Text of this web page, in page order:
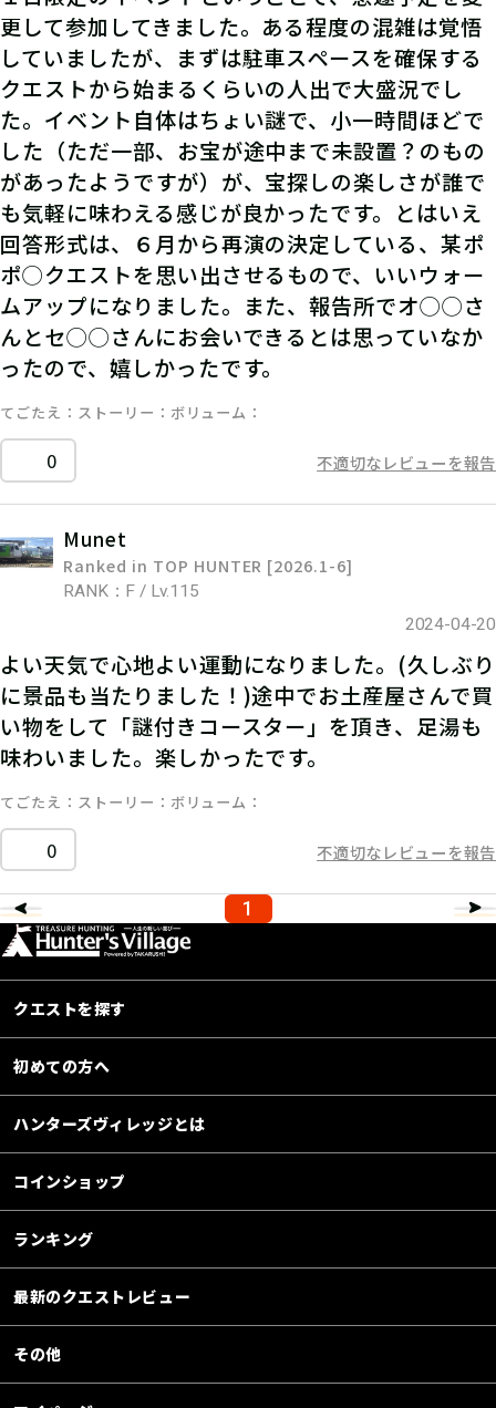
更して参加してきました。ある程度の混雑は覚悟
していましたが、まずは駐車スペースを確保する
クエストから始まるくらいの人出で大盛況でし
た。イベント自体はちょい謎で、小一時間ほどで
した（ただ一部、お宝が途中まで未設置？のもの
があったようですが）が、宝探しの楽しさが誰で
も気軽に味わえる感じが良かったです。とはいえ
回答形式は、６月から再演の決定している、某ポ
ポ◯クエストを思い出させるもので、いいウォー
ムアップになりました。また、報告所でオ◯◯さ
んとセ◯◯さんにお会いできるとは思っていなか
ったので、嬉しかったです。
てごたえ ストーリー ボリューム
0 不適切なレビューを報告
Munet
Ranked in TOP HUNTER [2026.1-6]
RANK：F / Lv.115
2024-04-20
よい天気で心地よい運動になりました。(久しぶり
に景品も当たりました！)途中でお土産屋さんで買
い物をして「謎付きコースター」を頂き、足湯も
味わいました。楽しかったです。
てごたえ ストーリー ボリューム
0 不適切なレビューを報告
1
クエストを探す
初めての方へ
ハンターズヴィレッジとは
コインショップ
ランキング
最新のクエストレビュー
その他